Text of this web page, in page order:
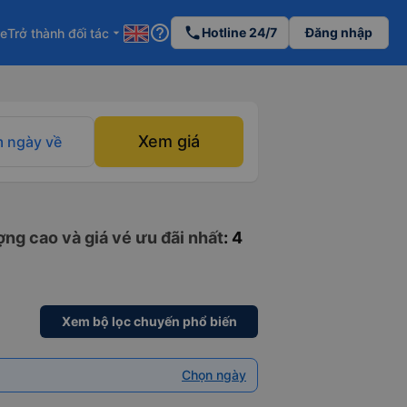
Trở thành đối tác arrow_drop_down help_outline phoneHotline 24/7 Đăng nhập
ngày về Xem giá
cao và giá vé ưu đãi nhất: 4
Xem bộ lọc chuyến phổ biến
Chọn ngày